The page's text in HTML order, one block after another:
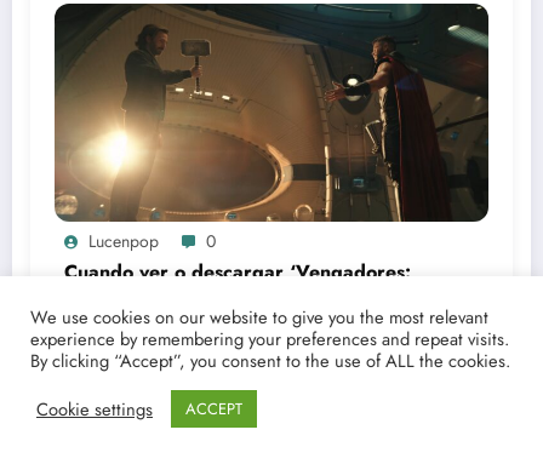
Lucenpop 0
Cuando ver o descargar ‘Vengadores:
nuevo Vengadores: Doomsday
20/07/2026
We use cookies on our website to give you the most relevant
experience by remembering your preferences and repeat visits.
By clicking “Accept”, you consent to the use of ALL the cookies.
Cookie settings
ACCEPT